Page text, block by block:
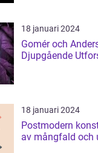
18 januari 2024
Gomér och
Djupgående
18 januari 2024
Postmodern
av mångfald och